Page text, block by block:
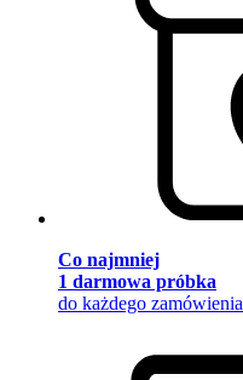
Co najmniej
1 darmowa próbka
do każdego zamówienia